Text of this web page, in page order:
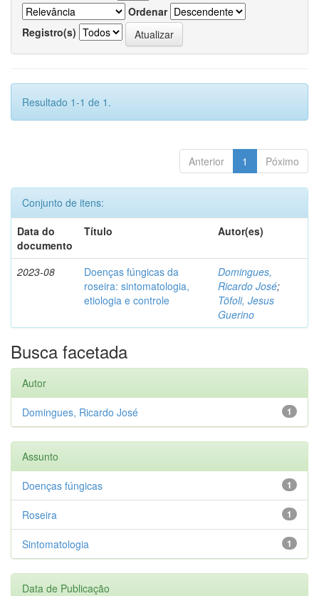
Ordenar
Registro(s)
Resultado 1-1 de 1.
Anterior 1 Póximo
Conjunto de itens:
Data do
documento
Título Autor(es)
2023-08
Doenças fúngicas da
roseira: sintomatologia,
etiologia e controle
Domingues,
Ricardo José;
Töfoli, Jesus
Guerino
Busca facetada
Autor
1
Domingues, Ricardo José
Assunto
1
Doenças fúngicas
1
Roseira
1
Sintomatologia
Data de Publicação